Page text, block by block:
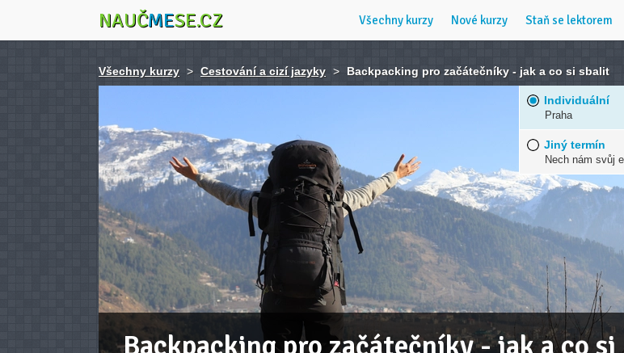
NAUČMESE.CZ Všechny kurzy Nové kurzy Staň se lektorem
Všechny kurzy > Cestování a cizí jazyky > Backpacking pro začátečníky - jak a co si sbalit
Individuální
Praha
Jiný termín
Nech nám svůj